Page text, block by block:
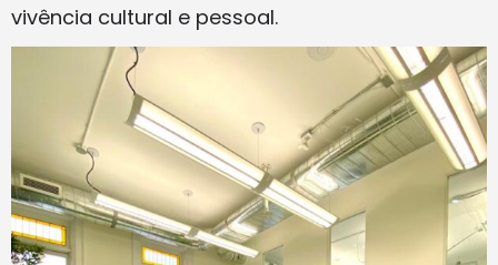
vivência cultural e pessoal.